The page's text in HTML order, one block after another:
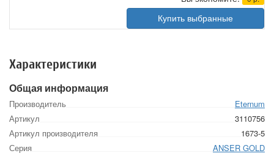
Купить выбранные
Характеристики
Общая информация
Производитель
Eternum
Артикул
3110756
Артикул производителя
1673-5
Серия
ANSER GOLD